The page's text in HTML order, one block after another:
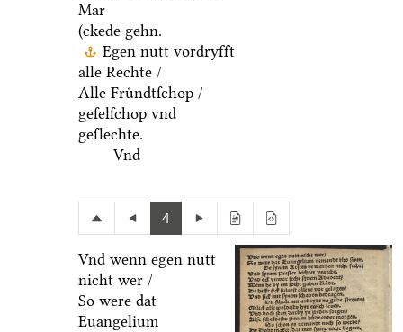
Mar
(ckede gehn.
Egen nutt vordryfft
alle Rechte /
Alle Fruͤndtſchop /
geſelſchop vnd
geſlechte.
Vnd
4
Vnd wenn egen nutt
nicht wer /
So were dat
Euangelium